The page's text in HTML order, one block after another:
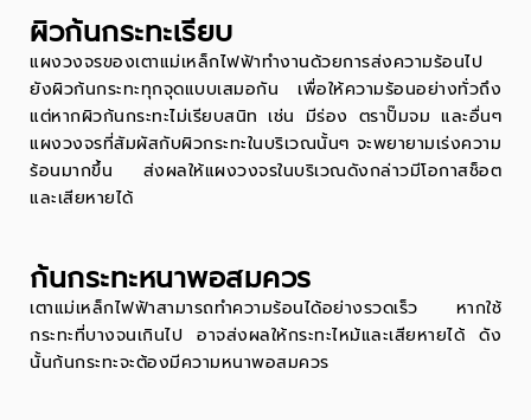
ผิวก้นกระทะเรียบ
แผงวงจรของเตาแม่เหล็กไฟฟ้าทำงานด้วยการส่งความร้อนไป
ยังผิวก้นกระทะทุกจุดแบบเสมอกัน เพื่อให้ความร้อนอย่างทั่วถึง
แต่หากผิวก้นกระทะไม่เรียบสนิท เช่น มีร่อง ตราปั๊มจม และอื่นๆ
แผงวงจรที่สัมผัสกับผิวกระทะในบริเวณนั้นๆ จะพยายามเร่งความ
ร้อนมากขึ้น ส่งผลให้แผงวงจรในบริเวณดังกล่าวมีโอกาสช็อต
และเสียหายได้
ก้นกระทะหนาพอสมควร
เตาแม่เหล็กไฟฟ้าสามารถทำความร้อนได้อย่างรวดเร็ว หากใช้
กระทะที่บางจนเกินไป อาจส่งผลให้กระทะไหม้และเสียหายได้ ดัง
นั้นก้นกระทะจะต้องมีความหนาพอสมควร